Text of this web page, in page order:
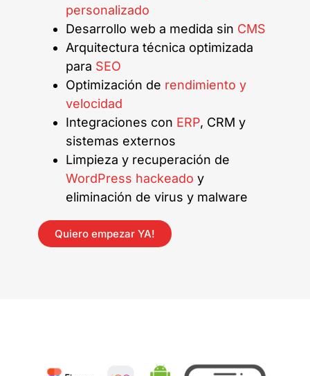
personalizado
Desarrollo web a medida sin CMS
Arquitectura técnica optimizada
para SEO
Optimización de rendimiento y
velocidad
Integraciones con ERP, CRM y
sistemas externos
Limpieza y recuperación de
WordPress hackeado y
eliminación de virus y malware
Quiero empezar YA!